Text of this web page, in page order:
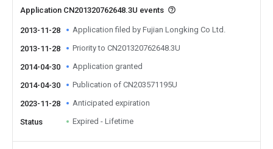
Application CN201320762648.3U events
2013-11-28 Application filed by Fujian Longking Co Ltd.
2013-11-28 Priority to CN201320762648.3U
2014-04-30 Application granted
2014-04-30 Publication of CN203571195U
2023-11-28 Anticipated expiration
Status Expired - Lifetime